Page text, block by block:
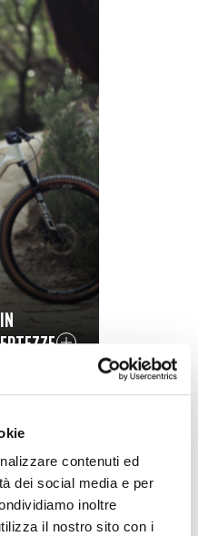
contenuti ed
dei social media e per
inoltre
il nostro sito con i